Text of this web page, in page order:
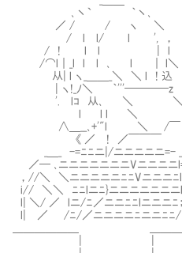
､丶` ｀丶､
／ / / ヽ ＼
/ l l/ l ', ，
/ ! l l | l
/⌒l｜_l l l ､ l ｜ l＼
从| l ヽ_＿＿_＼ ＼ l ! 込
| ヽ!_ﾉ＼ ｀'''────z
'. lｺ 从､ ＼ ＼
l l l ＼
∧＿__､+'"l ＼ /￣
《 ／ ! ／￣￣￣
_＿_ -=ﾆﾆニ|/ニニニニニ=- _
／─ ､ニニニニニニニVニニニニ
，//＼ ＼ニニニニニﾆﾆVニニ
i// ＼＼ ﾆﾆlニﾆ}ニニニニニニ
l| ＼/ ／ lニ/ﾆ／ニニﾆﾆlニニニﾆ
l| ／ /ﾆ/／ニニニニﾆニニﾆ